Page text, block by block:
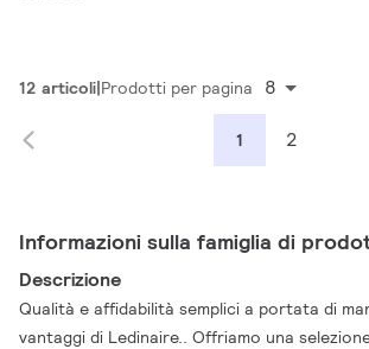
12 articoli Prodotti per pagina 8
1 2
Informazioni sulla famiglia di
Descrizione
Qualità e affidabilità semplici a portata di
vantaggi di Ledinaire.. Offriamo una